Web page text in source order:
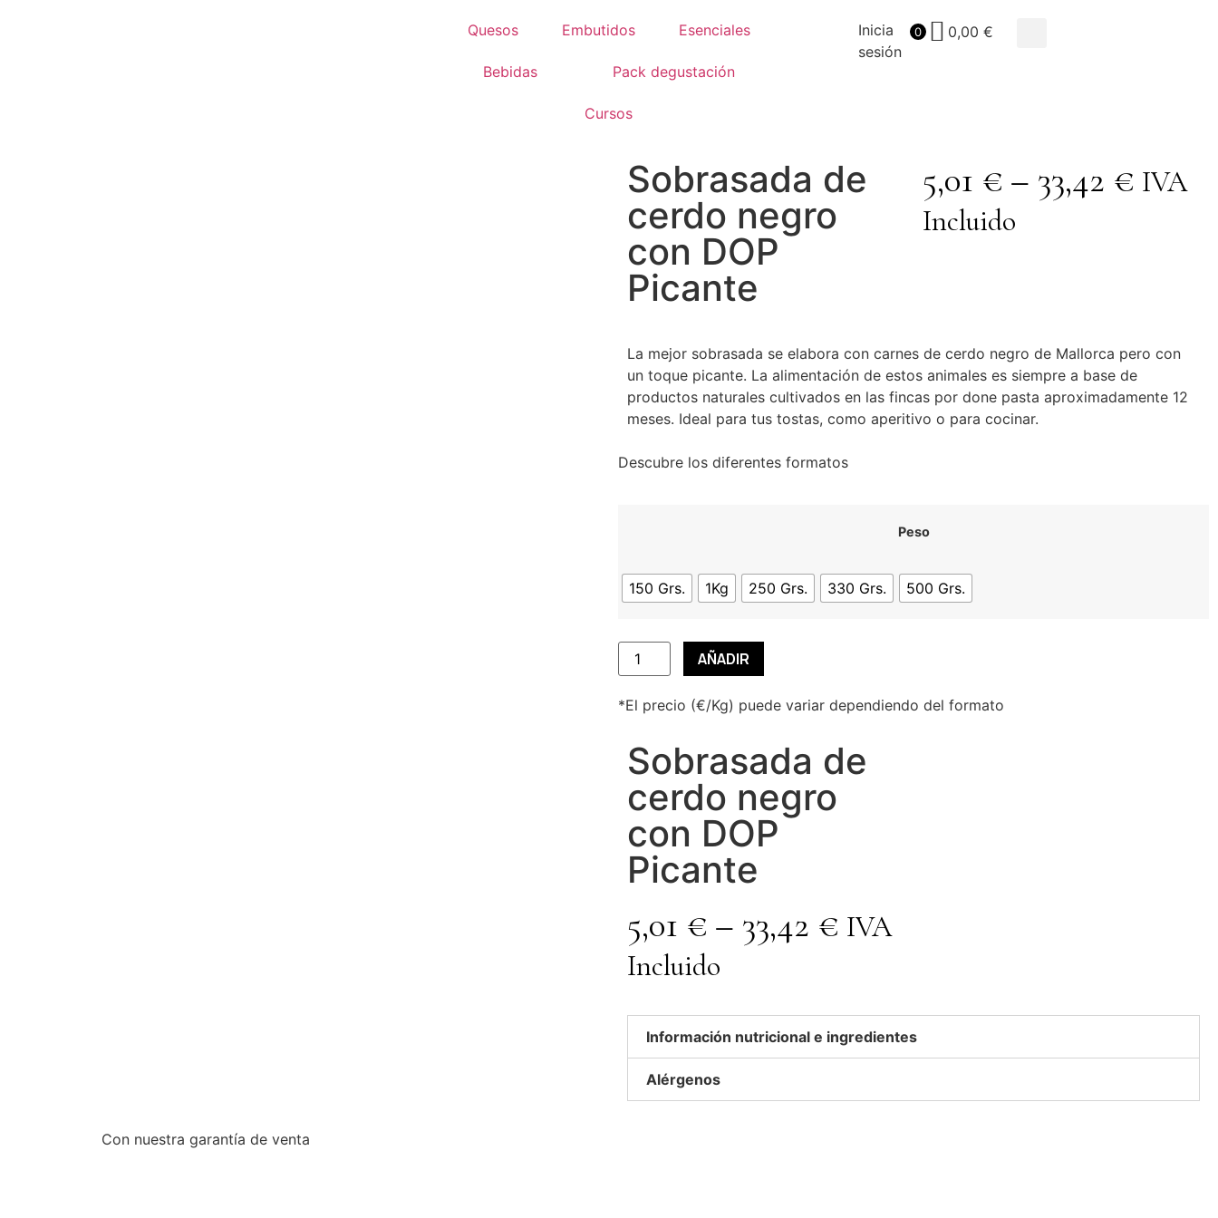
Quesos Embutidos Esenciales
Bebidas Pack degustación
Cursos
Inicia
sesión
0 0,00€
Sobrasada de
cerdo negro
con DOP
Picante
5,01 € – 33,42 € IVA
Incluido
La mejor sobrasada se elabora con carnes de cerdo negro de Mallorca pero con
un toque picante. La alimentación de estos animales es siempre a base de
productos naturales cultivados en las fincas por done pasta aproximadamente 12
meses. Ideal para tus tostas, como aperitivo o para cocinar.
Descubre los diferentes formatos
Peso
150 Grs. 1Kg 250 Grs. 330 Grs. 500 Grs.
AÑADIR
*El precio (€/Kg) puede variar dependiendo del formato
Sobrasada de
cerdo negro
con DOP
Picante
5,01 € – 33,42 € IVA
Incluido
Información nutricional e ingredientes
Alérgenos
Con nuestra garantía de venta